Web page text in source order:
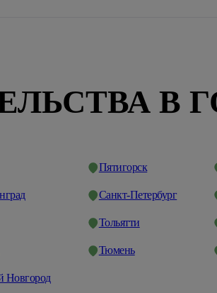
В
Новгород
Пятигорск
Санкт-Петербург
Тольятти
Тюмень